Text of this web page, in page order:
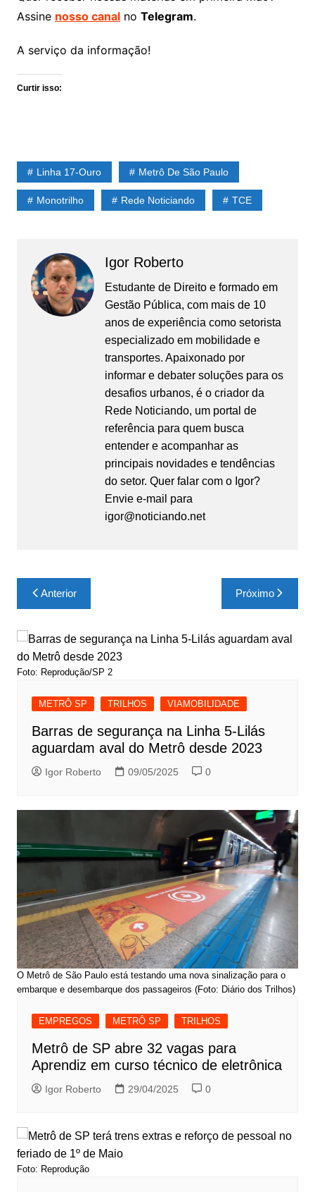
Assine nosso canalno Telegram.
A serviço da informação!
Curtir isso:
Linha 17-Ouro Metrô De São Paulo
Monotrilho Rede Noticiando TCE
Igor Roberto
Estudante de Direito e formado em
Gestão Pública, com mais de 10
anos de experiência como setorista
especializado em mobilidade e
transportes. Apaixonado por
informar e debater soluções para os
desafios urbanos, é o criador da
Rede Noticiando, um portal de
referência para quem busca
entender e acompanhar as
principais novidades e tendências
do setor. Quer falar com o Igor?
Envie e-mail para
igor@noticiando.net
Navegação
de
Post
Anterior Próximo
Foto: Reprodução/SP 2
METRÔ SP TRILHOS VIAMOBILIDADE
Barras de segurança na Linha 5-Lilás
aguardam aval do Metrô desde 2023
Igor Roberto 09/05/2025 0
O Metrô de São Paulo está testando uma nova sinalização para o
embarque e desembarque dos passageiros (Foto: Diário dos Trilhos)
EMPREGOS METRÔ SP TRILHOS
Metrô de SP abre 32 vagas para
Aprendiz em curso técnico de eletrônica
Igor Roberto 29/04/2025 0
Foto: Reprodução